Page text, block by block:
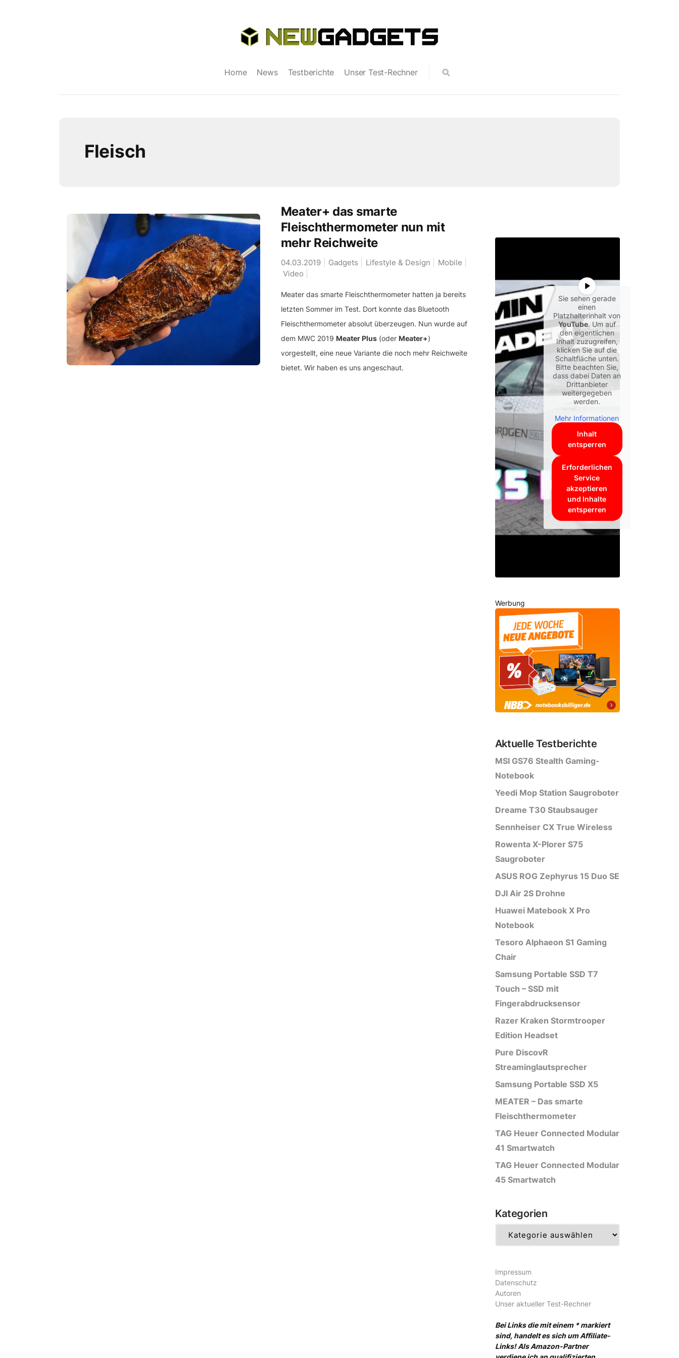
Home News Testberichte Unser Test-Rechner
Fleisch
Meater+ das smarte
Fleischthermometer nun mit
mehr Reichweite
04.03.2019 Gadgets Lifestyle & Design
Mobile
Video
Meater das smarte Fleischthermometer hatten ja bereits
letzten Sommer im Test. Dort konnte das Bluetooth
Fleischthermometer absolut überzeugen. Nun wurde auf
dem MWC 2019 Meater Plus(oder Meater+)
vorgestellt, eine neue Variante die noch mehr Reichweite
bietet. Wir haben es uns angeschaut.
Sie sehen gerade
einen
Platzhalterinhalt von
YouTube. Um auf
den eigentlichen
Inhalt zuzugreifen,
klicken Sie auf die
Schaltfläche unten.
Bitte beachten Sie,
dass dabei Daten an
Drittanbieter
weitergegeben
werden.
Mehr Informationen
Inhalt
entsperren
Erforderlichen
Service
akzeptieren
und Inhalte
entsperren
Werbung
Aktuelle Testberichte
MSI GS76 Stealth Gaming-
Notebook
Yeedi Mop Station Saugroboter
Dreame T30 Staubsauger
Sennheiser CX True Wireless
Rowenta X-Plorer S75
Saugroboter
ASUS ROG Zephyrus 15 Duo SE
DJI Air 2S Drohne
Huawei Matebook X Pro
Notebook
Tesoro Alphaeon S1 Gaming
Chair
Samsung Portable SSD T7
Touch – SSD mit
Fingerabdrucksensor
Razer Kraken Stormtrooper
Edition Headset
Pure DiscovR
Streaminglautsprecher
Samsung Portable SSD X5
MEATER – Das smarte
Fleischthermometer
TAG Heuer Connected Modular
41 Smartwatch
TAG Heuer Connected Modular
45 Smartwatch
Kategorien
Impressum
Datenschutz
Autoren
Unser aktueller Test-Rechner
Bei Links die mit einem * markiert
sind, handelt es sich um Affiliate-
Links! Als Amazon-Partner